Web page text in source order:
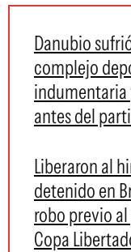
Danubio
complejo
indumentaria
antes del
Liberaron al
detenido en
robo previo
Copa